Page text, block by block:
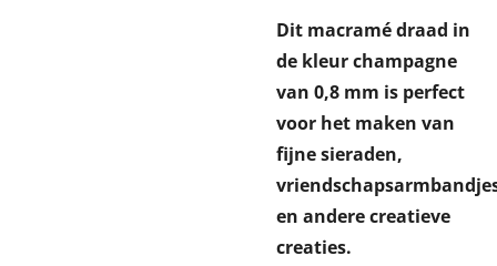
Dit macramé draad in
de kleur champagne
van 0,8 mm is perfect
voor het maken van
fijne sieraden,
en andere creatieve
creaties.